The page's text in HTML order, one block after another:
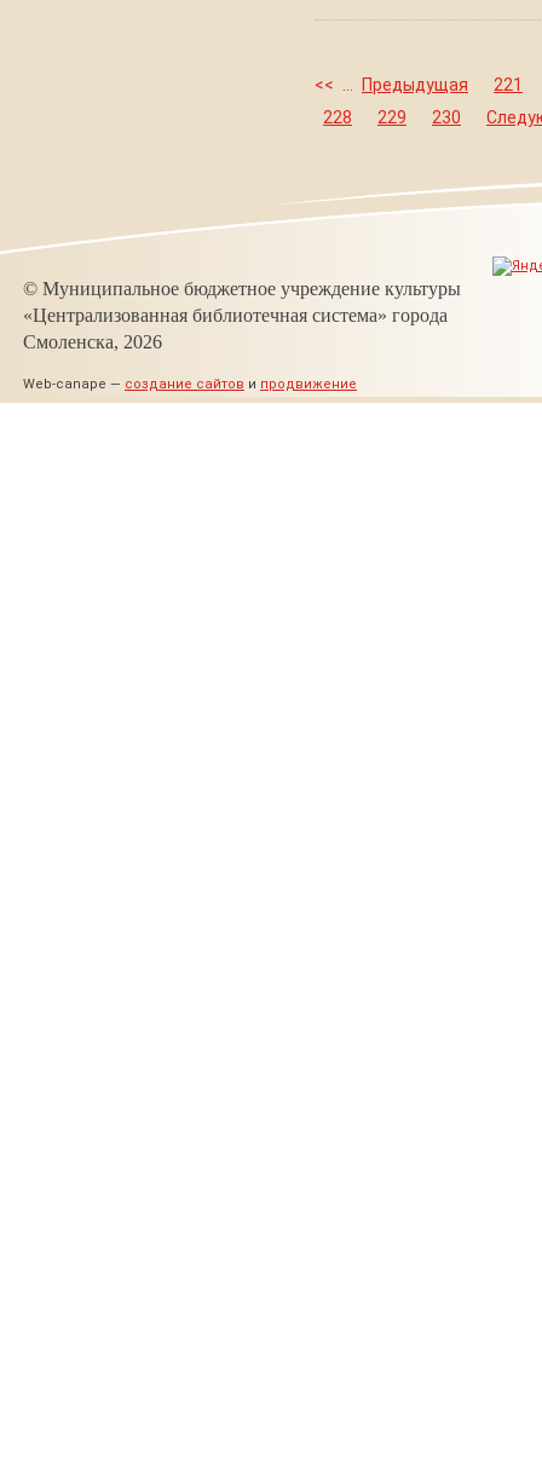
<< Предыдущая
221
228
229 230
© Муниципальное бюджетное учреждение культуры
«Централизованная библиотечная система» города
Смоленска, 2026
Web-canape — создание сайтов и продвижение